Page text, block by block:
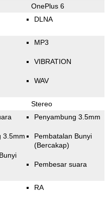
OnePlus 6
DLNA
MP3
VIBRATION
WAV
Stereo
3.5mm
Penyambung 3.5mm
Pembatalan Bunyi
(Bercakap)
Pembesar suara
RA